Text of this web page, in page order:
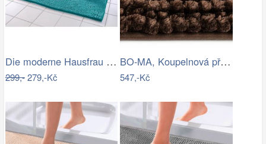
Die moderne Hausfrau Koupelnová…
299,-279,-Kč
BO-MA, Koupelnová předložka Ella micro…
547,-Kč